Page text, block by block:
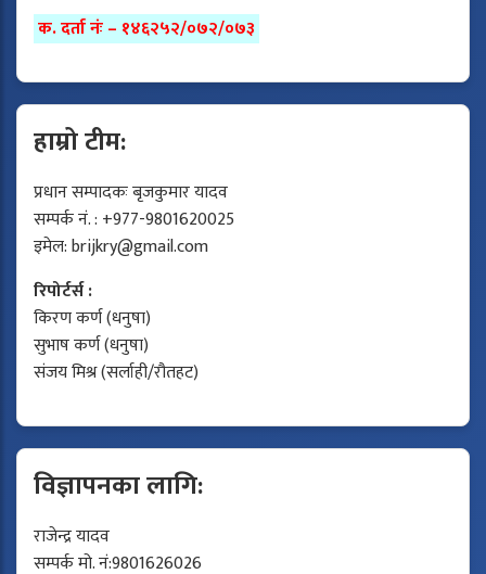
क. दर्ता नंः – १४६२५२/०७२/०७३
हाम्रो टीम:
प्रधान सम्पादकः बृजकुमार यादव
सम्पर्क नं. : +977-9801620025
इमेल:brijkry@gmail.com
रिपोर्टर्स :
किरण कर्ण (धनुषा)
सुभाष कर्ण (धनुषा)
संजय मिश्र (सर्लाही/रौतहट)
विज्ञापनका लागि:
राजेन्द्र यादव
सम्पर्क मो. नं:9801626026